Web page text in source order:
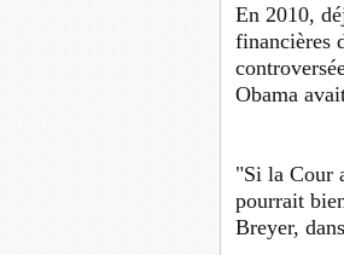
En 2010,
financières
Obama
"Si la Cour
pourrait
Breyer,